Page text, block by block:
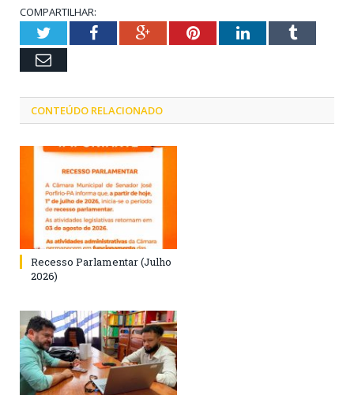
COMPARTILHAR:
TwitterFacebookGoogle+PinterestLinkedInTumblr
Email
CONTEÚDO RELACIONADO
Recesso Parlamentar (Julho
2026)